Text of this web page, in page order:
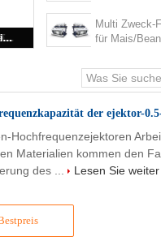
Berufsmais-Farbsortierer mit der Hochfrequenzkapazität der ejektor-0.5-4T/H
Multi Zweck-
für Mais/
der ejektor-
Hochfrequenzejektoren
Materialien kommen den
des ...
Lesen Sie weiter